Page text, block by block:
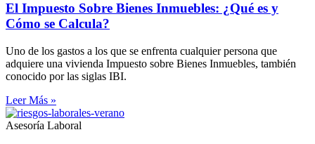
El Impuesto Sobre Bienes Inmuebles: ¿Qué es y
Cómo se Calcula?
Uno de los gastos a los que se enfrenta cualquier persona que
adquiere una vivienda Impuesto sobre Bienes Inmuebles, también
conocido por las siglas IBI.
Leer Más »
Asesoría Laboral